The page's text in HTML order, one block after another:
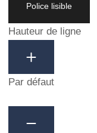
Police lisible
Hauteur de ligne
Par défaut